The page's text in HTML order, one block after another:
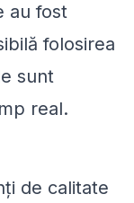
au fost
folosirea
sunt
real.
de calitate